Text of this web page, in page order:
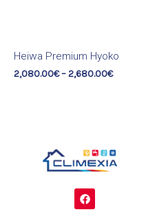
Heiwa Premium Hyoko
2,080.00€–2,680.00€
F
a
c